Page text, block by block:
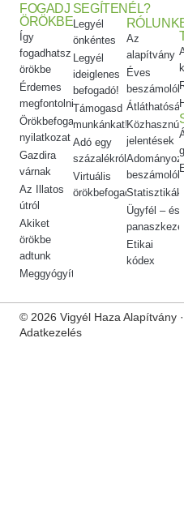
FOGADJ
ÖRÖKBE
Így
fogadhatsz
örökbe
Érdemes
megfontolni
Örökbefogadói
nyilatkozat
Gazdira
várnak
Az Illatos
útról
Akiket
örökbe
adtunk
Meggyógyítottuk
SEGÍTENÉL?
Legyél
önkéntes
Legyél
ideiglenes
befogadó!
Támogasd
munkánkat!
Adó egy
százalékról
Virtuális
örökbefogadás
RÓLUNK
Az
alapítvány
Éves
beszámolók
jelentések
beszámolók
Statisztikák
Ügyfél – és
Etikai
kódex
© 2026 Vigyél Haza Alapítvány ·
Adatkezelés